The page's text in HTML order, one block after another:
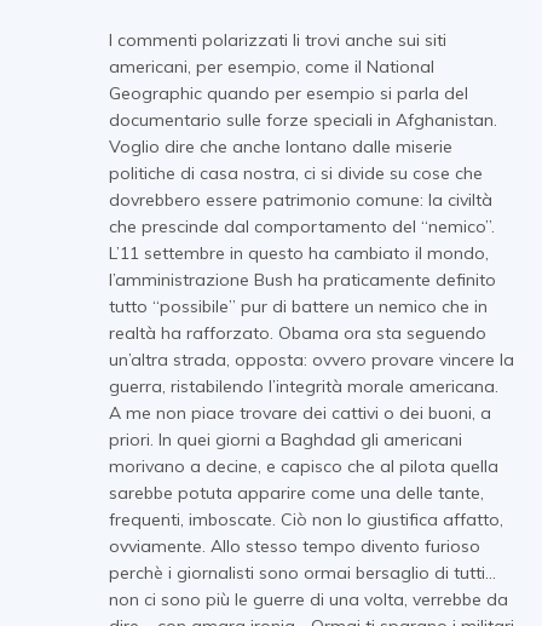
I commenti polarizzati li trovi anche sui siti
americani, per esempio, come il National
Geographic quando per esempio si parla del
documentario sulle forze speciali in Afghanistan.
Voglio dire che anche lontano dalle miserie
politiche di casa nostra, ci si divide su cose che
dovrebbero essere patrimonio comune: la civiltà
che prescinde dal comportamento del “nemico”.
L’11 settembre in questo ha cambiato il mondo,
l’amministrazione Bush ha praticamente definito
tutto “possibile” pur di battere un nemico che in
realtà ha rafforzato. Obama ora sta seguendo
un’altra strada, opposta: ovvero provare vincere la
guerra, ristabilendo l’integrità morale americana.
A me non piace trovare dei cattivi o dei buoni, a
priori. In quei giorni a Baghdad gli americani
morivano a decine, e capisco che al pilota quella
sarebbe potuta apparire come una delle tante,
frequenti, imboscate. Ciò non lo giustifica affatto,
ovviamente. Allo stesso tempo divento furioso
perchè i giornalisti sono ormai bersaglio di tutti…
non ci sono più le guerre di una volta, verrebbe da